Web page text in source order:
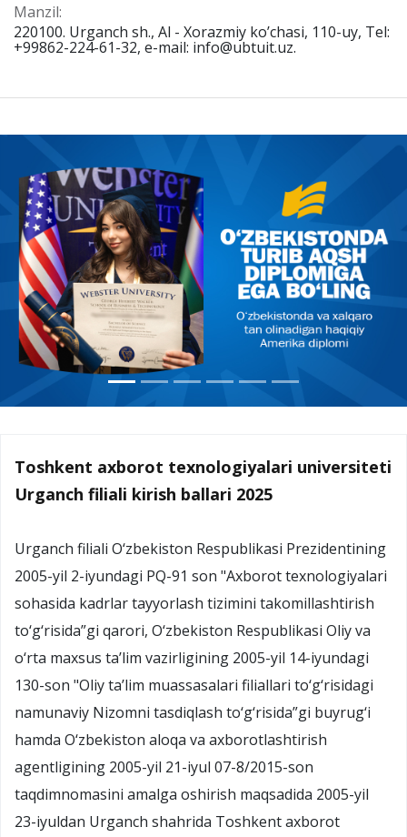
Manzil:
220100. Urganch sh., Al - Хorazmiy ko’chasi, 110-uy, Tel:
+99862-224-61-32, e-mail: info@ubtuit.uz.
Toshkent axborot texnologiyalari universiteti
Urganch filiali kirish ballari 2025
Urganch filiali O‘zbekiston Respublikasi Prezidentining
2005-yil 2-iyundagi PQ-91 son "Axborot texnologiyalari
sohasida kadrlar tayyorlash tizimini takomillashtirish
to‘g‘risida”gi qarori, O‘zbekiston Respublikasi Oliy va
o‘rta maxsus ta’lim vazirligining 2005-yil 14-iyundagi
130-son "Oliy ta’lim muassasalari filiallari to‘g‘risidagi
namunaviy Nizomni tasdiqlash to‘g‘risida”gi buyrug‘i
hamda O‘zbekiston aloqa va axborotlashtirish
agentligining 2005-yil 21-iyul 07-8/2015-son
taqdimnomasini amalga oshirish maqsadida 2005-yil
23-iyuldan Urganch shahrida Toshkent axborot